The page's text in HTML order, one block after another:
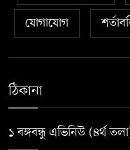
যোগাযোগ
ঠিকানা
১ বঙ্গবন্ধু এভিনিউ (৪র্থ